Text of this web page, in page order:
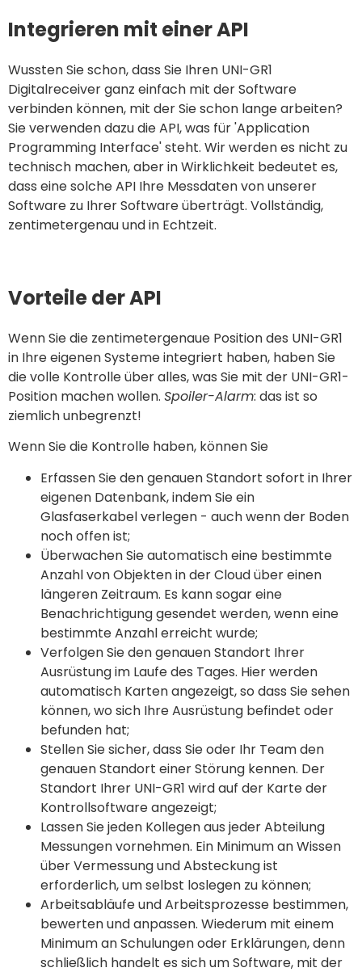
Integrieren mit einer API
Wussten Sie schon, dass Sie Ihren UNI-GR1
Digitalreceiver ganz einfach mit der Software
verbinden können, mit der Sie schon lange arbeiten?
Sie verwenden dazu die API, was für 'Application
Programming Interface' steht. Wir werden es nicht zu
technisch machen, aber in Wirklichkeit bedeutet es,
dass eine solche API Ihre Messdaten von unserer
Software zu Ihrer Software überträgt. Vollständig,
zentimetergenau und in Echtzeit.
Vorteile der API
Wenn Sie die zentimetergenaue Position des UNI-GR1
in Ihre eigenen Systeme integriert haben, haben Sie
die volle Kontrolle über alles, was Sie mit der UNI-GR1-
Position machen wollen. Spoiler-Alarm: das ist so
ziemlich unbegrenzt!
Wenn Sie die Kontrolle haben, können Sie
Erfassen Sie den genauen Standort sofort in Ihrer
eigenen Datenbank, indem Sie ein
Glasfaserkabel verlegen - auch wenn der Boden
noch offen ist;
Überwachen Sie automatisch eine bestimmte
Anzahl von Objekten in der Cloud über einen
längeren Zeitraum. Es kann sogar eine
Benachrichtigung gesendet werden, wenn eine
bestimmte Anzahl erreicht wurde;
Verfolgen Sie den genauen Standort Ihrer
Ausrüstung im Laufe des Tages. Hier werden
automatisch Karten angezeigt, so dass Sie sehen
können, wo sich Ihre Ausrüstung befindet oder
befunden hat;
Stellen Sie sicher, dass Sie oder Ihr Team den
genauen Standort einer Störung kennen. Der
Standort Ihrer UNI-GR1 wird auf der Karte der
Kontrollsoftware angezeigt;
Lassen Sie jeden Kollegen aus jeder Abteilung
Messungen vornehmen. Ein Minimum an Wissen
über Vermessung und Absteckung ist
erforderlich, um selbst loslegen zu können;
Arbeitsabläufe und Arbeitsprozesse bestimmen,
bewerten und anpassen. Wiederum mit einem
Minimum an Schulungen oder Erklärungen, denn
schließlich handelt es sich um Software, mit der